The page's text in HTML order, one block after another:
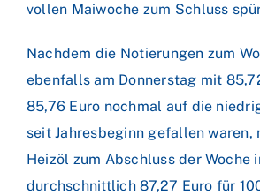
vollen Maiwoche zum Schluss
Nachdem die Notierungen zum
ebenfalls am Donnerstag mit
85,76 Euro nochmal auf die
seit Jahresbeginn gefallen waren,
Heizöl zum Abschluss der Woche
durchschnittlich 87,27 Euro für